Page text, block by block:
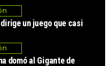
un juego que casi
domó al Gigante de